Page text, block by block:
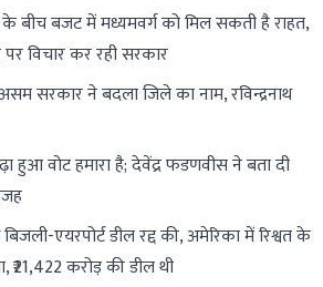
बीच बजट में मध्यमवर्ग को मिल सकती है राहत,
विचार कर रही सरकार
सरकार ने बदला जिले का नाम, रविन्द्रनाथ
हुआ वोट हमारा है; देवेंद्र फडणवीस ने बता दी
एयरपोर्ट डील रद्द की, अमेरिका में रिश्वत के
करोड़ की डील थी